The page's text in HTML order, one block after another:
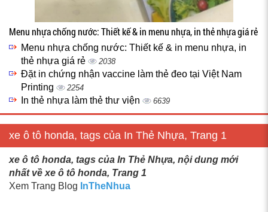
Menu nhựa chống nước: Thiết kế & in menu nhựa, in thẻ nhựa giá rẻ
Menu nhựa chống nước: Thiết kế & in menu nhựa, in
thẻ nhựa giá rẻ
2038
Đặt in chứng nhận vaccine làm thẻ đeo tại Việt Nam
Printing
2254
In thẻ nhựa làm thẻ thư viện 6639
xe ô tô honda, tags của In Thẻ Nhựa, Trang 1
xe ô tô honda, tags của In Thẻ Nhựa, nội dung mới
nhất về xe ô tô honda, Trang 1
Xem Trang Blog InTheNhua